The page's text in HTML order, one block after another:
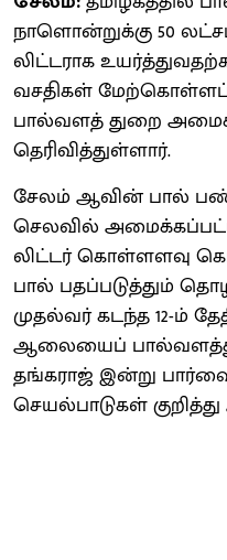
நாளொன்றுக்கு 50 லட்சம்
லிட்டராக
வசதிகள்
பால்வளத் துறை
தெரிவித்துள்ளார்.
சேலம் ஆவின் பால்
செலவில்
லிட்டர் கொள்ளளவு
பால் பதப்படுத்தும்
முதல்வர் கடந்த 12-ம்
ஆலையைப்
தங்கராஜ் இன்று
செயல்பாடுகள்